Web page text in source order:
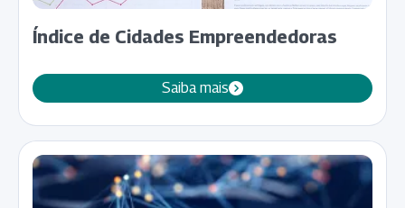
Índice de Cidades Empreendedoras
Saiba mais